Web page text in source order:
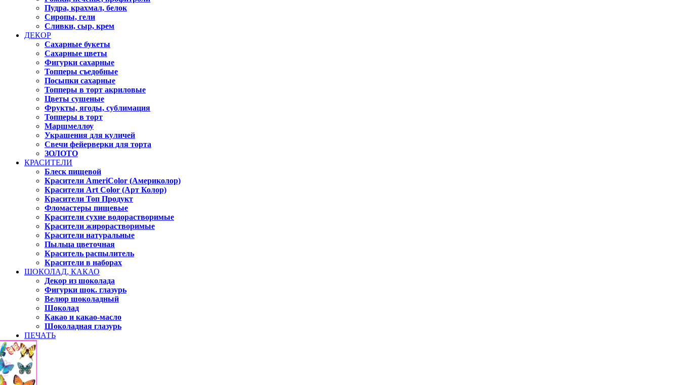
Пудра, крахмал, белок
Сиропы, гели
Сливки, сыр, крем
ДЕКОР
Сахарные букеты
Сахарные цветы
Фигурки сахарные
Топперы съедобные
Посыпки сахарные
Топперы в торт акриловые
Цветы сушеные
Фрукты, ягоды, сублимация
Топперы в торт
Маршмеллоу
Украшения для куличей
Свечи фейерверки для торта
ЗОЛОТО
КРАСИТЕЛИ
Блеск пищевой
Красители AmeriColor (Америколор)
Красители Art Color (Арт Колор)
Красители Топ Продукт
Фломастеры пищевые
Красители сухие водорастворимые
Красители жирорастворимые
Красители натуральные
Пыльца цветочная
Краситель распылитель
Красители в наборах
ШОКОЛАД, КАКАО
Декор из шоколада
Фигурки шок. глазурь
Велюр шоколадный
Шоколад
Какао и какао-масло
Шоколадная глазурь
ПЕЧАТЬ